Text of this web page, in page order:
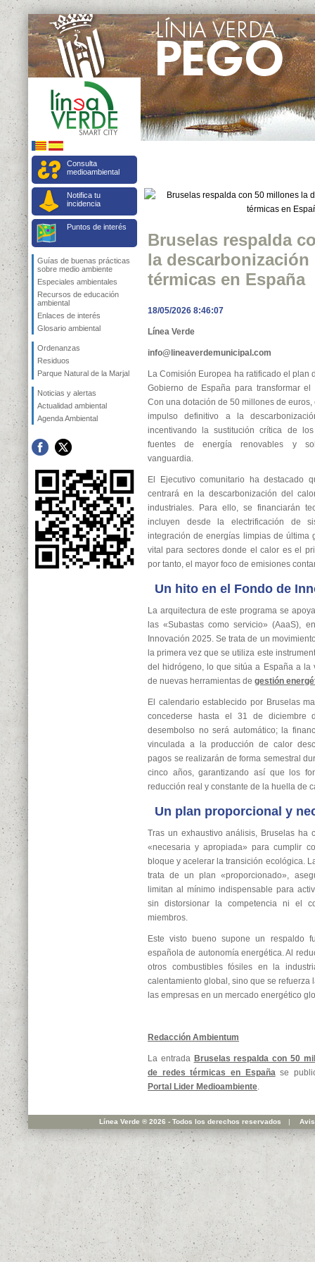
Consulta
medioambiental
Notifica tu
incidencia
Puntos de interés
Guías de buenas prácticas
sobre medio ambiente
Especiales ambientales
Recursos de educación
ambiental
Enlaces de interés
Glosario ambiental
Ordenanzas
Residuos
Parque Natural de la Marjal
Noticias y alertas
Actualidad ambiental
Agenda Ambiental
Bruselas respalda
la descarbonización
térmicas en España
18/05/2026 8:46:07
Línea Verde
info@lineaverdemunicipal.com
La Comisión Europea ha ratificado el plan
Gobierno de España para transformar el
Con una dotación de 50 millones de
impulso definitivo a la
incentivando la sustitución crítica de
fuentes de energía renovables y
vanguardia.
El Ejecutivo comunitario ha destacado
centrará en la descarbonización del
industriales. Para ello, se financiarán
incluyen desde la electrificación de
integración de energías limpias de última
vital para sectores donde el calor es el
por tanto, el mayor foco de emisiones
Un hito en el Fondo de
La arquitectura de este programa se
las «Subastas como servicio» (AaaS),
Innovación 2025. Se trata de un
la primera vez que se utiliza este
del hidrógeno, lo que sitúa a España a la
de nuevas herramientas de gestión
El calendario establecido por Bruselas
concederse hasta el 31 de diciembre
desembolso no será automático; la
vinculada a la producción de calor
pagos se realizarán de forma semestral
cinco años, garantizando así que los
reducción real y constante de la huella de
Un plan proporcional y
Tras un exhaustivo análisis, Bruselas ha
«necesaria y apropiada» para cumplir
bloque y acelerar la transición ecológica.
trata de un plan «proporcionado»,
limitan al mínimo indispensable para
sin distorsionar la competencia ni el
miembros.
Este visto bueno supone un respaldo
española de autonomía energética. Al
otros combustibles fósiles en la
calentamiento global, sino que se refuerza
las empresas en un mercado energético
Redacción Ambientum
La entrada Bruselas respalda con 50
de redes térmicas en Españase
Portal Lider Medioambiente.
Línea Verde ® 2026 - Todos los derechos reservados |